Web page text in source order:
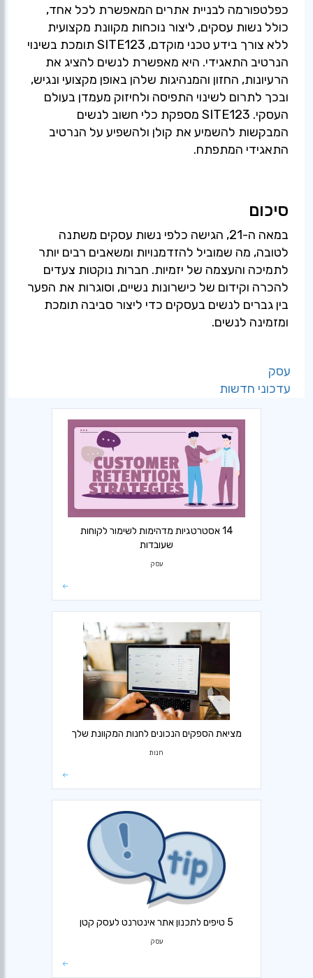
כפלטפורמה לבניית אתרים המאפשרת לכל אחד,
כולל נשות עסקים, ליצור נוכחות מקוונת מקצועית
ללא צורך בידע טכני מוקדם, SITE123 תומכת בשינוי
הנרטיב התאגידי. היא מאפשרת לנשים להציג את
הרעיונות, החזון והמנהיגות שלהן באופן מקצועי ונגיש,
ובכך לתרום לשינוי התפיסה ולחיזוק מעמדן בעולם
העסקי. SITE123 מספקת כלי חשוב לנשים
המבקשות להשמיע את קולן ולהשפיע על הנרטיב
התאגידי המתפתח.
סיכום
במאה ה-21, הגישה כלפי נשות עסקים משתנה
לטובה, מה שמוביל להזדמנויות ומשאבים רבים יותר
לתמיכה והעצמה של יזמיות. חברות נוקטות צעדים
להכרה וקידום של כישרונות נשיים, וסוגרות את הפער
בין גברים לנשים בעסקים כדי ליצור סביבה תומכת
ומזמינה לנשים.
עסק
עדכוני חדשות
14 אסטרטגיות מדהימות לשימור לקוחות
שעובדות
עסק
מציאת הספקים הנכונים לחנות המקוונת שלך
חנות
5 טיפים לתכנון אתר אינטרנט לעסק קטן
עסק